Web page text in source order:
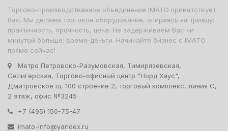
Торгово-производственное объединение IMATO приветствует
Вас. Мы делаем торговое оборудование, опираясь на триаду:
практичность, прочность, цена. Не задерживаем Вас ни
минутой больше: время-деньги. Начинайте бизнес с IMATO
прямо сейчас!
Метро Петровско-Разумовская, Тимирязевская,
Селигерская, Торгово-офисный центр "Норд Хаус",
Дмитровское ш, 100 строение 2, торговый комплекс, линия С,
2 этаж, офис №3245
+7 (495) 150-75-47
imato-info@yandex.ru